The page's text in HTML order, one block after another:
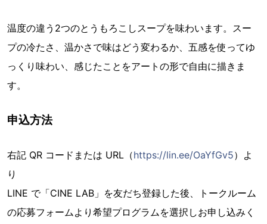
温度の違う2つのとうもろこしスープを味わいます。スー
プの冷たさ、温かさで味はどう変わるか、五感を使ってゆ
っくり味わい、感じたことをアートの形で自由に描きま
す。
申込方法
右記 QR コードまたは URL（https://lin.ee/OaYfGv5）よ
り
LINE で「CINE LAB」を友だち登録した後、トークルーム
の応募フォームより希望プログラムを選択しお申し込みく